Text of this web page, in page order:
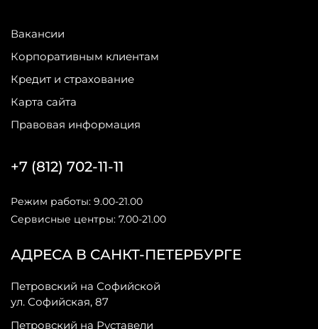
Вакансии
Корпоративным клиентам
Кредит и страхование
Карта сайта
Правовая информация
АДРЕСА В САНКТ-ПЕТЕРБУРГЕ
Петровский на Софийской
ул. Софийская, 87
Петровский на Руставели
+7 (812) 702-11-11
Режим работы: 9.00-21.00
Сервисные центры: 7.00-21.00